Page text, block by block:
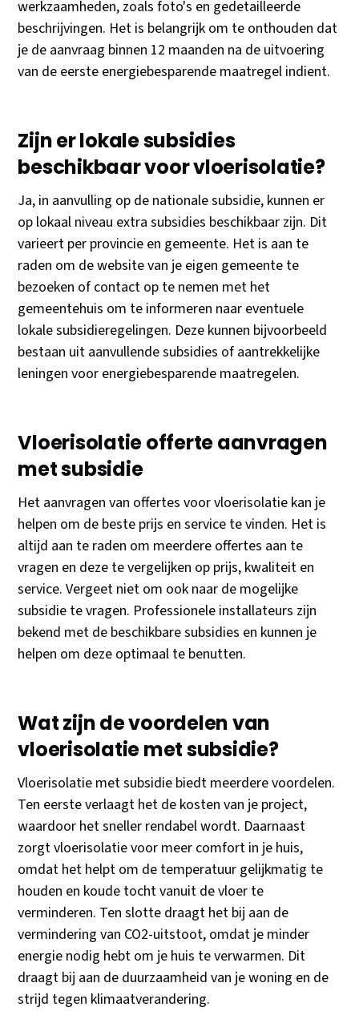
werkzaamheden, zoals foto's en gedetailleerde
beschrijvingen. Het is belangrijk om te onthouden dat
je de aanvraag binnen 12 maanden na de uitvoering
van de eerste energiebesparende maatregel indient.
Zijn er lokale subsidies
beschikbaar voor vloerisolatie?
Ja, in aanvulling op de nationale subsidie, kunnen er
op lokaal niveau extra subsidies beschikbaar zijn. Dit
varieert per provincie en gemeente. Het is aan te
raden om de website van je eigen gemeente te
bezoeken of contact op te nemen met het
gemeentehuis om te informeren naar eventuele
lokale subsidieregelingen. Deze kunnen bijvoorbeeld
bestaan uit aanvullende subsidies of aantrekkelijke
leningen voor energiebesparende maatregelen.
Vloerisolatie offerte aanvragen
met subsidie
Het aanvragen van offertes voor vloerisolatie kan je
helpen om de beste prijs en service te vinden. Het is
altijd aan te raden om meerdere offertes aan te
vragen en deze te vergelijken op prijs, kwaliteit en
service. Vergeet niet om ook naar de mogelijke
subsidie te vragen. Professionele installateurs zijn
bekend met de beschikbare subsidies en kunnen je
helpen om deze optimaal te benutten.
Wat zijn de voordelen van
vloerisolatie met subsidie?
Vloerisolatie met subsidie biedt meerdere voordelen.
Ten eerste verlaagt het de kosten van je project,
waardoor het sneller rendabel wordt. Daarnaast
zorgt vloerisolatie voor meer comfort in je huis,
omdat het helpt om de temperatuur gelijkmatig te
houden en koude tocht vanuit de vloer te
verminderen. Ten slotte draagt het bij aan de
vermindering van CO2-uitstoot, omdat je minder
energie nodig hebt om je huis te verwarmen. Dit
draagt bij aan de duurzaamheid van je woning en de
strijd tegen klimaatverandering.